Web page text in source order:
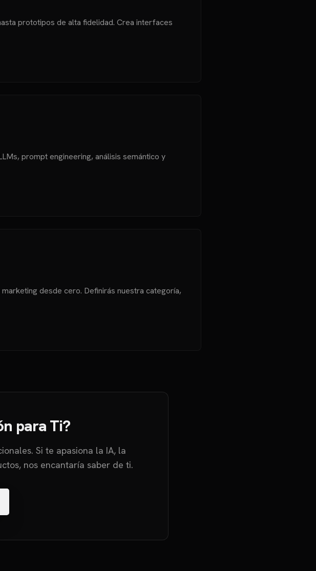
prototipos de alta fidelidad. Crea interfaces
prompt engineering, análisis semántico y
desde cero. Definirás nuestra categoría,
para Ti?
Si te apasiona la IA, la
nos encantaría saber de ti.